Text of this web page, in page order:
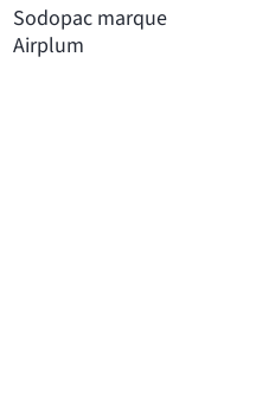
Sodopac marque
Airplum